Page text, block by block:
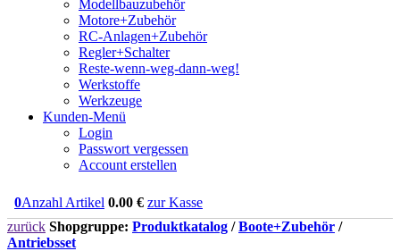
Modellbauzubehör
Motore+Zubehör
RC-Anlagen+Zubehör
Regler+Schalter
Reste-wenn-weg-dann-weg!
Werkstoffe
Werkzeuge
Kunden-Menü
Login
Passwort vergessen
Account erstellen
0Anzahl Artikel 0.00 € zur Kasse
zurück Shopgruppe: Produktkatalog /Boote+Zubehör /
Antriebsset